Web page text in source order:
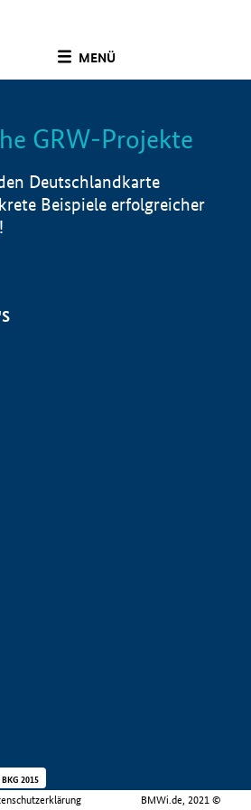
MENÜ
Info
GRW-Projekte
Deutschlandkarte
Beispiele erfolgreicher
BMWi.de, 2021 ©
2015